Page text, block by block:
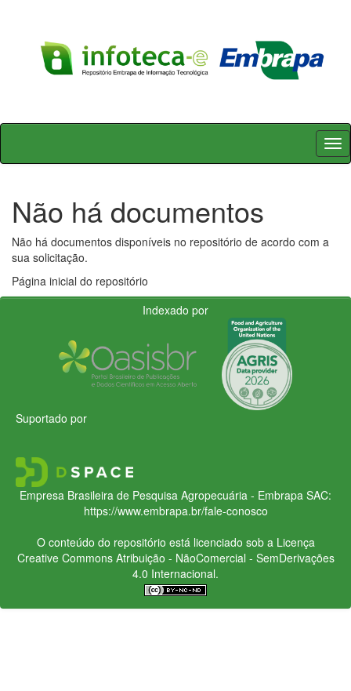
Skip
Não há documentos
Não há documentos disponíveis no repositório de acordo com a
sua solicitação.
Página inicial do repositório
Indexado por
Suportado por
Empresa Brasileira de Pesquisa Agropecuária - Embrapa SAC:
https://www.embrapa.br/fale-conosco
O conteúdo do repositório está licenciado sob a Licença
Creative CommonsAtribuição - NãoComercial - SemDerivações
4.0 Internacional.